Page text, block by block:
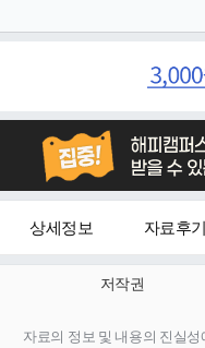
상세정보 자료후기
저작권
자료의 정보 및 내용의 진실